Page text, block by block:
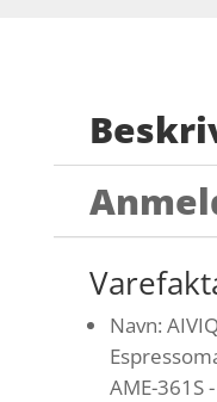
Navn:
AME-361S